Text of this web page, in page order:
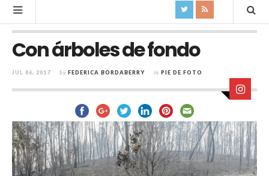
Con árboles de fondo
JUL 06, 2017 by FEDERICA BORDABERRY in PIE DE FOTO